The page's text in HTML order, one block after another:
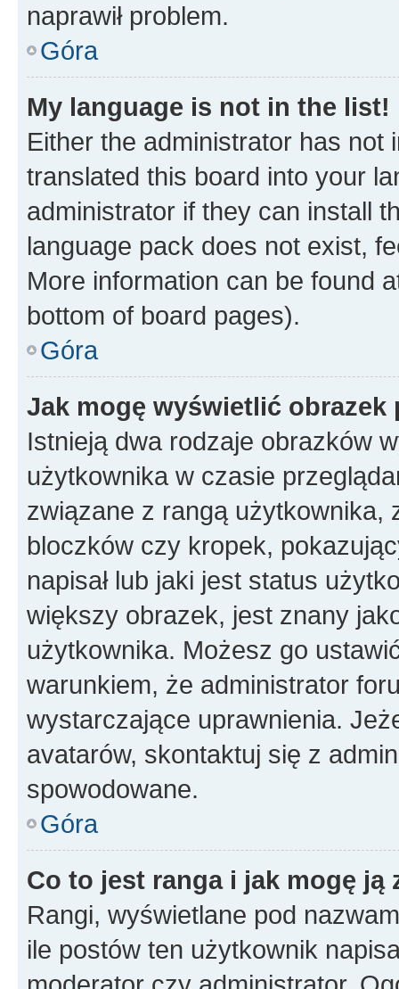
naprawił problem.
Góra
My language is not in the list!
Either the administrator has not
translated this board into your
administrator if they can install
language pack does not exist,
More information can be found
bottom of board pages).
Góra
Jak mogę wyświetlić
Istnieją dwa rodzaje obrazków
użytkownika w czasie
związane z rangą użytkownika,
bloczków czy kropek,
napisał lub jaki jest status
większy obrazek, jest znany
użytkownika. Możesz go
warunkiem, że administrator
wystarczające uprawnienia.
avatarów, skontaktuj się z
spowodowane.
Góra
Co to jest ranga i jak mogę ją
Rangi, wyświetlane pod
ile postów ten użytkownik